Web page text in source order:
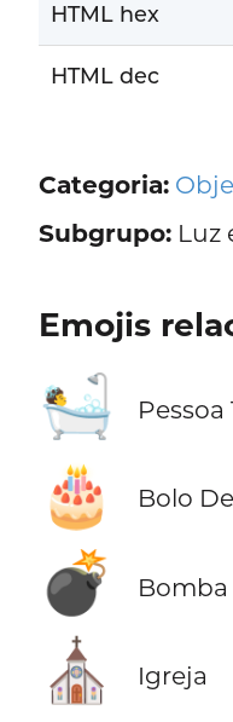
HTML hex
HTML dec
Categoria:
Subgrupo:Luz
Emojis
🛀
🎂 Bolo
💣 Bomba
⛪ Igreja